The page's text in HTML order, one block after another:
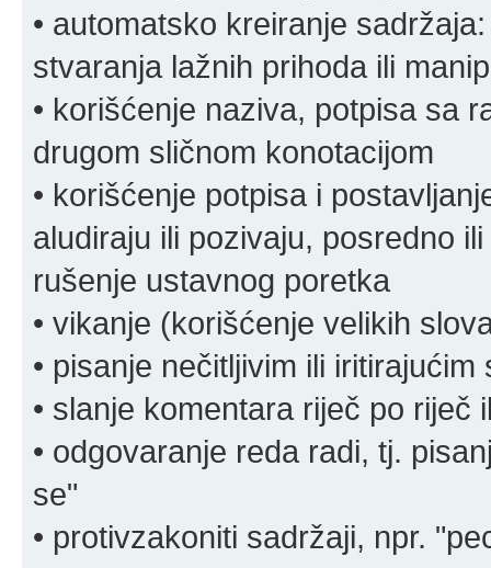
• automatsko kreiranje
stvaranja lažnih prihoda ili
• korišćenje naziva, potpisa sa
drugom sličnom konotacijom
• korišćenje potpisa i
aludiraju ili pozivaju, posredno
rušenje ustavnog poretka
• vikanje (korišćenje velikih
• pisanje nečitljivim ili iritirajućim
• slanje komentara riječ po riječ
• odgovaranje reda radi, tj.
se"
• protivzakoniti sadržaji, npr.